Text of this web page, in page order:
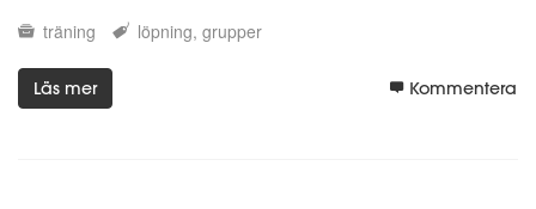
träning
löpning grupper
Läs mer Kommentera